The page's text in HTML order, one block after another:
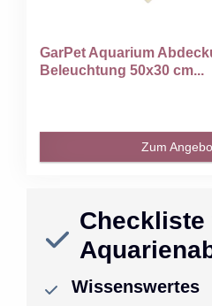
GarPet Aquarium
Beleuchtung 50x30 cm...
Zum
Checkliste
Wissenswertes